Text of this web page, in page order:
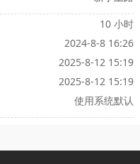
10 小时
2024-8-8 16:26
2025-8-12 15:19
2025-8-12 15:19
使用系统默认